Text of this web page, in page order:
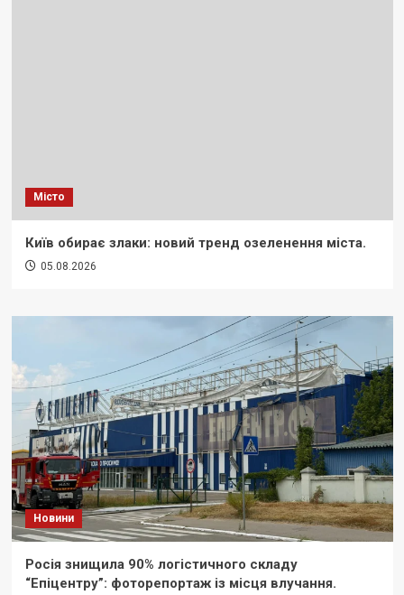
Місто
Київ обирає злаки: новий тренд озеленення міста.
05.08.2026
Новини
Росія знищила 90% логістичного складу
“Епіцентру”: фоторепортаж із місця влучання.